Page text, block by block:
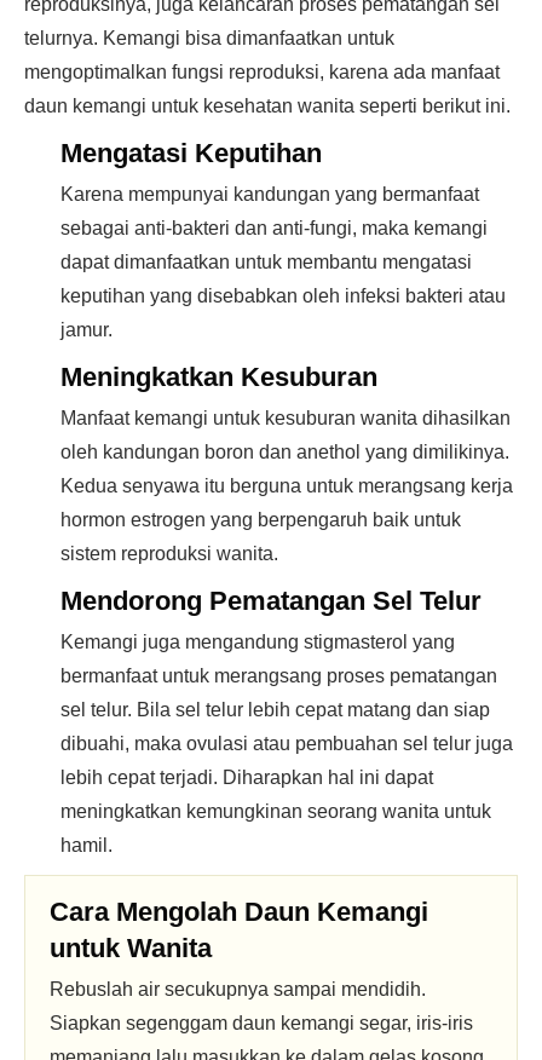
reproduksinya, juga kelancaran proses pematangan sel
telurnya. Kemangi bisa dimanfaatkan untuk
mengoptimalkan fungsi reproduksi, karena ada manfaat
daun kemangi untuk kesehatan wanita seperti berikut ini.
Mengatasi Keputihan
Karena mempunyai kandungan yang bermanfaat
sebagai anti-bakteri dan anti-fungi, maka kemangi
dapat dimanfaatkan untuk membantu mengatasi
keputihan yang disebabkan oleh infeksi bakteri atau
jamur.
Meningkatkan Kesuburan
Manfaat kemangi untuk kesuburan wanita dihasilkan
oleh kandungan boron dan anethol yang dimilikinya.
Kedua senyawa itu berguna untuk merangsang kerja
hormon estrogen yang berpengaruh baik untuk
sistem reproduksi wanita.
Mendorong Pematangan Sel Telur
Kemangi juga mengandung stigmasterol yang
bermanfaat untuk merangsang proses pematangan
sel telur. Bila sel telur lebih cepat matang dan siap
dibuahi, maka ovulasi atau pembuahan sel telur juga
lebih cepat terjadi. Diharapkan hal ini dapat
meningkatkan kemungkinan seorang wanita untuk
hamil.
Cara Mengolah Daun Kemangi
untuk Wanita
Rebuslah air secukupnya sampai mendidih.
Siapkan segenggam daun kemangi segar, iris-iris